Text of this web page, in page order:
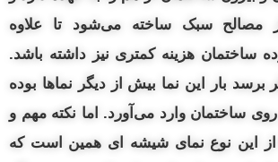
مصالح سبک ساخته می‌شود تا علاوه
ساختمان هزینه کمتری نیز داشته باشد.
بار این نما بیش از دیگر نماها بوده
ساختمان وارد می‌آورد. اما نکته مهم و
از این نوع نمای شیشه‌ ای همین است که